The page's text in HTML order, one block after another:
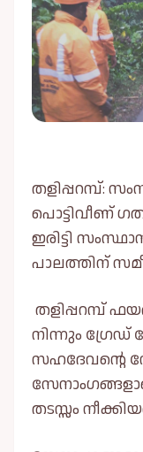
തളിപ്പറമ്പ്:
പൊട്ടിവീണ്
ഇരിട്ടി
പാലത്തിന്
തളിപ്പറമ്പ്
നിന്നും ഗ്രേഡ്
സഹദേവൻ്റെ
തടസ്സം